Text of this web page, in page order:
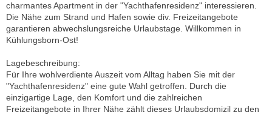
charmantes Apartment in der "Yachthafenresidenz" interessieren.
Die Nähe zum Strand und Hafen sowie div. Freizeitangebote
garantieren abwechslungsreiche Urlaubstage. Willkommen in
Kühlungsborn-Ost!
Lagebeschreibung:
Für Ihre wohlverdiente Auszeit vom Alltag haben Sie mit der
"Yachthafenresidenz" eine gute Wahl getroffen. Durch die
einzigartige Lage, den Komfort und die zahlreichen
Freizeitangebote in Ihrer Nähe zählt dieses Urlaubsdomizil zu den